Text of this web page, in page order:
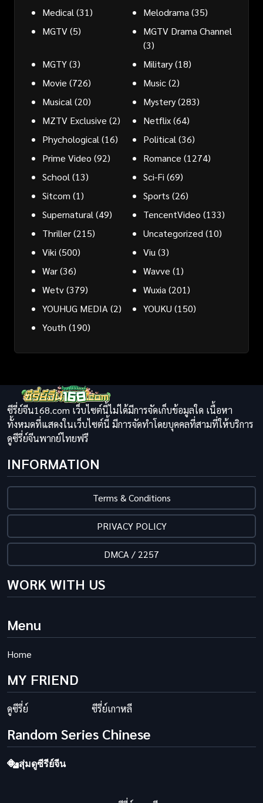
Medical (31) Melodrama (35)
MGTV(5)
MGTV Drama Channel
(3)
MGTY(3) Military(18)
Movie (726) Music(2)
Musical (20) Mystery(283)
MZTV Exclusive (2) Netflix(64)
Phychological (16) Political (36)
Prime Video (92) Romance (1274)
School (13) Sci-Fi (69)
Sitcom (1) Sports (26)
Supernatural (49) TencentVideo (133)
Thriller(215) Uncategorized (10)
Viki (500) Viu (3)
War(36) Wavve (1)
Wetv(379) Wuxia (201)
YOUHUG MEDIA (2) YOUKU (150)
Youth (190)
ซีรี่ย์จีน168.com เว็บไซต์นี้ไม่ได้มีการจัดเก็บข้อมูลใด เนื้อหา
ทั้งหมดที่แสดงในเว็บไซต์นี้ มีการจัดทำโดยบุคคลที่สามที่ให้บริการ
ดูซีรี่ย์จีนพากย์ไทยฟรี
INFORMATION
Terms & Conditions
PRIVACY POLICY
DMCA / 2257
WORK WITH US
Menu
Home
MY FRIEND
ดูซีรี่ย์ ซีรี่ย์เกาหลี
Random Series Chinese
สุ่มดูซีรีย์จีน